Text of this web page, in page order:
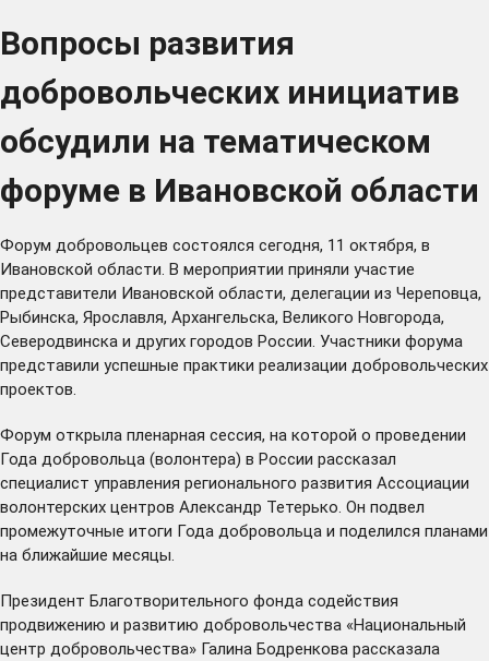
Вопросы развития
добровольческих инициатив
обсудили на тематическом
форуме в Ивановской области
Форум добровольцев состоялся сегодня, 11 октября, в
Ивановской области. В мероприятии приняли участие
представители Ивановской области, делегации из Череповца,
Рыбинска, Ярославля, Архангельска, Великого Новгорода,
Северодвинска и других городов России. Участники форума
представили успешные практики реализации добровольческих
проектов.
Форум открыла пленарная сессия, на которой о проведении
Года добровольца (волонтера) в России рассказал
специалист управления регионального развития Ассоциации
волонтерских центров Александр Тетерько. Он подвел
промежуточные итоги Года добровольца и поделился планами
на ближайшие месяцы.
Президент Благотворительного фонда содействия
продвижению и развитию добровольчества «Национальный
центр добровольчества» Галина Бодренкова рассказала